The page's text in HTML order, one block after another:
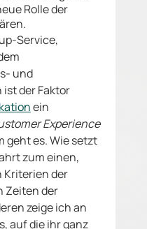
Rolle der
Service,
und
der Faktor
ein
Experience
geht es. Wie setzt
zum einen,
Kriterien der
Zeiten der
zeige ich an
auf die ihr ganz